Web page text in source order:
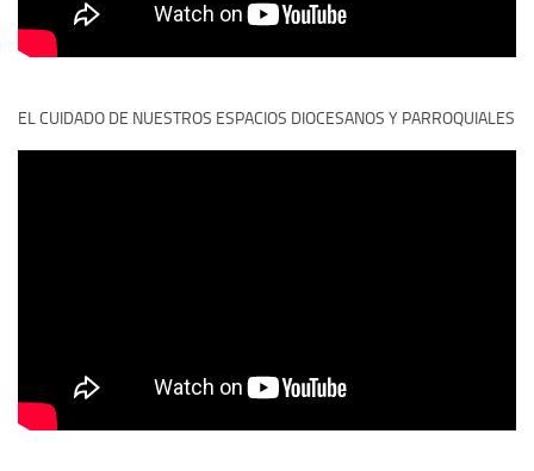
EL CUIDADO DE NUESTROS ESPACIOS DIOCESANOS Y PARROQUIALES